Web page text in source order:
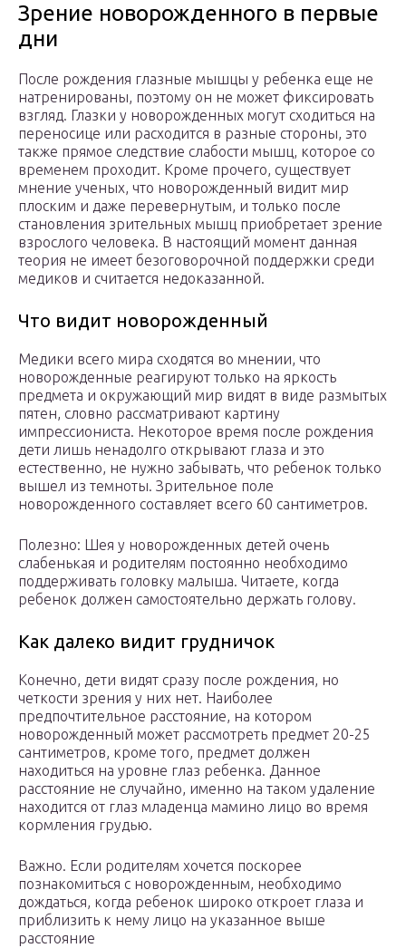
Зрение новорожденного в первые
дни
После рождения глазные мышцы у ребенка еще не
натренированы, поэтому он не может фиксировать
взгляд. Глазки у новорожденных могут сходиться на
переносице или расходится в разные стороны, это
также прямое следствие слабости мышц, которое со
временем проходит. Кроме прочего, существует
мнение ученых, что новорожденный видит мир
плоским и даже перевернутым, и только после
становления зрительных мышц приобретает зрение
взрослого человека. В настоящий момент данная
теория не имеет безоговорочной поддержки среди
медиков и считается недоказанной.
Что видит новорожденный
Медики всего мира сходятся во мнении, что
новорожденные реагируют только на яркость
предмета и окружающий мир видят в виде размытых
пятен, словно рассматривают картину
импрессиониста. Некоторое время после рождения
дети лишь ненадолго открывают глаза и это
естественно, не нужно забывать, что ребенок только
вышел из темноты. Зрительное поле
новорожденного составляет всего 60 сантиметров.
Полезно: Шея у новорожденных детей очень
слабенькая и родителям постоянно необходимо
поддерживать головку малыша. Читаете, когда
ребенок должен самостоятельно держать голову.
Как далеко видит грудничок
Конечно, дети видят сразу после рождения, но
четкости зрения у них нет. Наиболее
предпочтительное расстояние, на котором
новорожденный может рассмотреть предмет 20-25
сантиметров, кроме того, предмет должен
находиться на уровне глаз ребенка. Данное
расстояние не случайно, именно на таком удаление
находится от глаз младенца мамино лицо во время
кормления грудью.
Важно. Если родителям хочется поскорее
познакомиться с новорожденным, необходимо
дождаться, когда ребенок широко откроет глаза и
приблизить к нему лицо на указанное выше
расстояние